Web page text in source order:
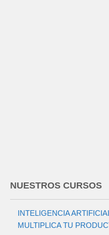
NUESTROS CURSOS
INTELIGENCIA
MULTIPLICA TU